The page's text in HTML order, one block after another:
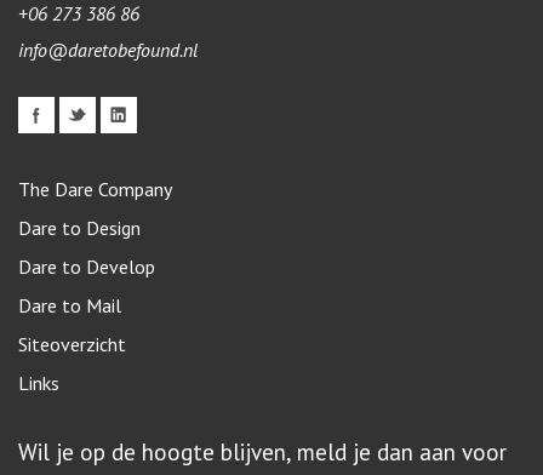
+06 273 386 86
info@daretobefound.nl
The Dare Company
Dare to Design
Dare to Develop
Dare to Mail
Siteoverzicht
Links
Wil je op de hoogte blijven, meld je dan aan voor